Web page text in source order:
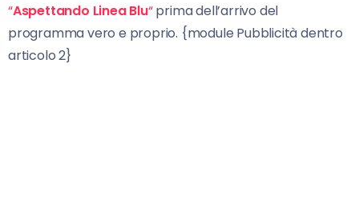
“Aspettando Linea Blu“prima dell’arrivo del
programma vero e proprio. {module Pubblicità dentro
articolo 2}